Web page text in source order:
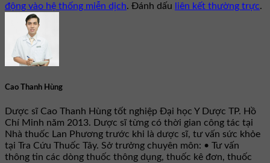
động vào hệ thống miễn dịch. Đánh dấu liên kết thường trực.
Cao Thanh Hùng
Dược sĩ Cao Thanh Hùng tốt nghiệp Đại học Y Dược TP. Hồ
Chí Minh năm 2013. Dược sĩ từng có thời gian công tác tại
Nhà thuốc Lan Phương trước khi là dược sĩ, tư vấn sức khỏe
tại Tra Cứu Thuốc Tây. Sở trưởng chuyên môn: • Tư vấn
thông tin các dòng thuốc thông dụng, thuốc kê đơn, thuốc